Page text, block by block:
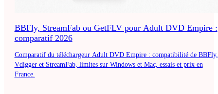
BBFly, StreamFab ou GetFLV pour Adult DVD Empire :
comparatif 2026
Comparatif du téléchargeur Adult DVD Empire : compatibilité de BBFly,
Vdigger et StreamFab, limites sur Windows et Mac, essais et prix en
France.